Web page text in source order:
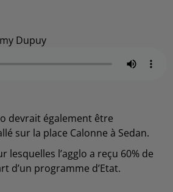
Dupuy
devrait également être
sur la place Calonne à Sedan.
lesquelles l’agglo a reçu 60% de
d’un programme d’Etat.